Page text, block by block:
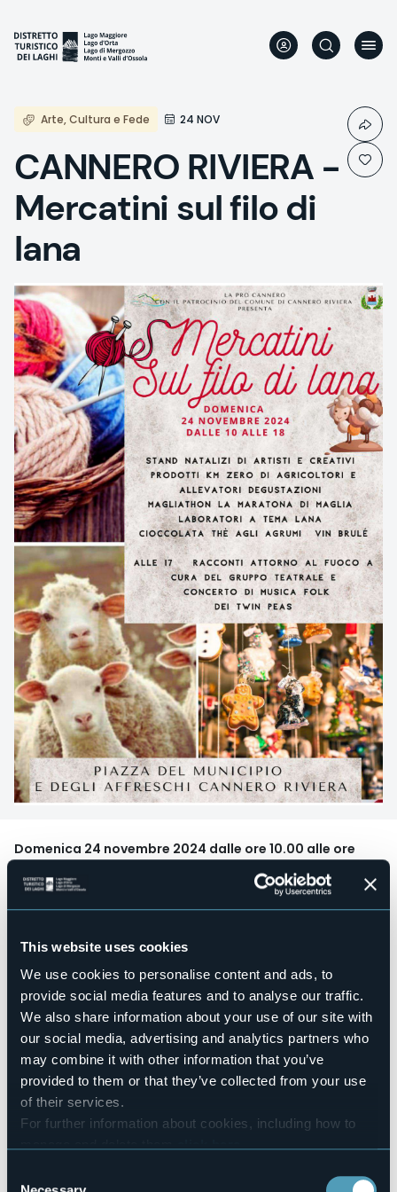
This website uses cookies
We use cookies to personalise content and ads, to
provide social media features and to analyse our traffic.
We also share information about your use of our site with
our social media, advertising and analytics partners who
may combine it with other information that you’ve
provided to them or that they’ve collected from your use
of their services.
For further information about cookies, including how to
main
content
Arte, Cultura e Fede 24 NOV
CANNERO RIVIERA -
Mercatini sul filo di
lana
Domenica 24 novembre 2024 dalle ore 10.00 alle ore
18.00
presso laPiazza del Municipio e degli Affreschi,Cannero
Mercatini Filo di lanaorganizzati dalla Pro Cannero Riviera
Affreschi.
Hobbisti artigiani creativi mostreranno i loro capolavori in
particolare legati al mondo della lana, i tessuti e i filati, ma
anche associazioni di volontariato, scuole e alcuni
allevatori e apicoltori che offriranno degustazioni dei
prodotti delle loro aziende.
Durante la giornata saranno organizzati dei laboratori e
sarà possibile degustare insieme qualche corroborante.
Una bella merenda alle 16.30 e finale suggestivo coi
racconti attorno al fuoco a cura del laboratorio teatrale e il
concerto di musica folk dei Twin Peas alle ore 17.00.
Pro Cannero Riviera